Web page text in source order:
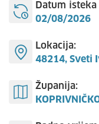
Datum isteka
02/08/2026
Lokacija:
48214, Sveti
Županija: